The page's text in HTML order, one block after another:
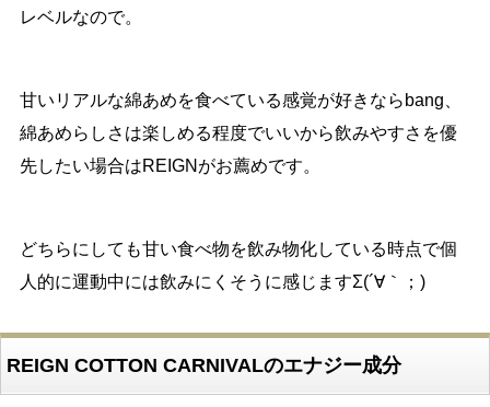
レベルなので。
甘いリアルな綿あめを食べている感覚が好きならbang、
綿あめらしさは楽しめる程度でいいから飲みやすさを優
先したい場合はREIGNがお薦めです。
どちらにしても甘い食べ物を飲み物化している時点で個
人的に運動中には飲みにくそうに感じますΣ(´∀｀；)
REIGN COTTON CARNIVALのエナジー成分